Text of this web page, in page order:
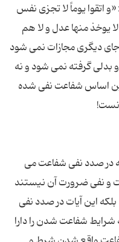
«و اتقوا یوماً لا تجزی نفس
یوخذ منها عدل و لا هم
دیگری مجازات نمی شود
بدلی گرفته نمی شود و نه
می شوند .» (بقره/48) بر این اساس شفاعت نفی شده
در صدد نفی شفاعت می
و نفی ضرورت آن نیستند
این آیات در صدد نفی
شفاعت شدن را دارا